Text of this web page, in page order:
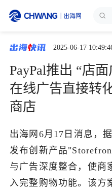
跨境展会
出海服务
出海资讯
跨境报告
出海导航
2025-06-17
PayPal推出 “店
在线广告直接转
商店
出海网6月17日消息，
发布创新产品
与广告深度整合，使商
入完整购物功能。该方